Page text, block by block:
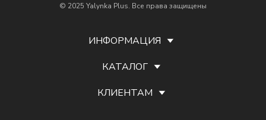
© 2025 Yalynka Plus. Все права защищены
ИНФОРМАЦИЯ
КАТАЛОГ
КЛИЕНТАМ